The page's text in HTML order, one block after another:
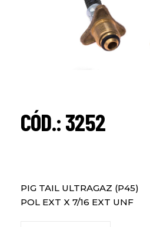
CÓD.: 3252
PIG TAIL ULTRAGAZ (P45)
POL EXT X 7/16 EXT UNF